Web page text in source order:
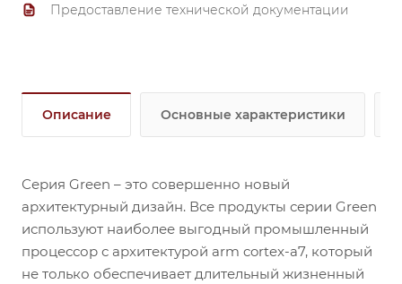
Предоставление технической документации
Описание Основные характеристики
Серия Green – это совершенно новый
архитектурный дизайн. Все продукты серии Green
используют наиболее выгодный промышленный
процессор с архитектурой arm cortex-a7, который
не только обеспечивает длительный жизненный